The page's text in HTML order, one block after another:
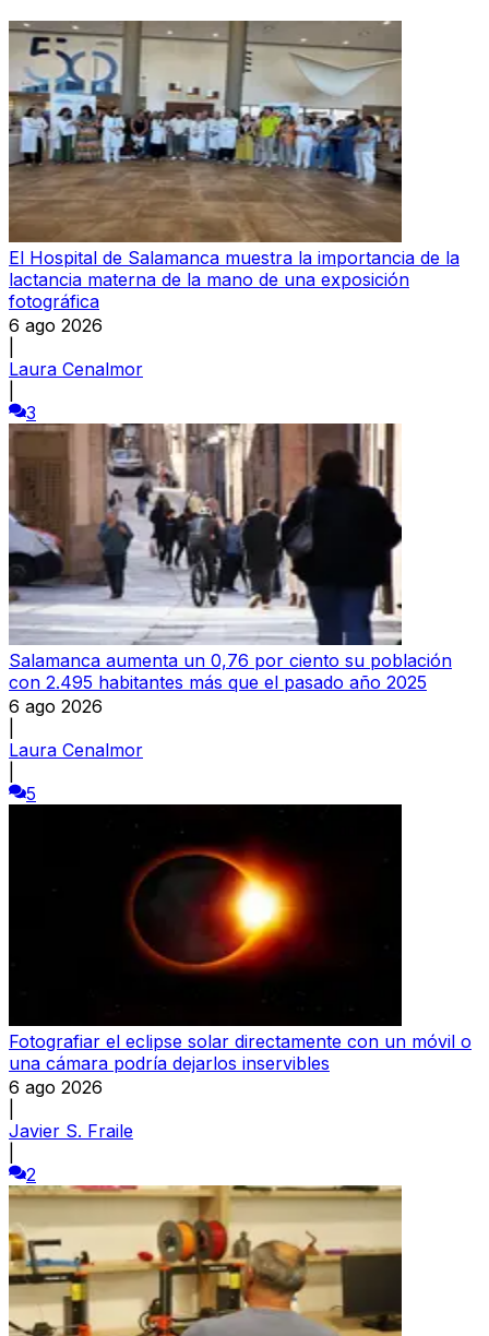
El Hospital de Salamanca muestra la importancia de la
lactancia materna de la mano de una exposición
fotográfica
6 ago 2026
Laura Cenalmor
3
Salamanca aumenta un 0,76 por ciento su población
con 2.495 habitantes más que el pasado año 2025
6 ago 2026
Laura Cenalmor
5
Fotografiar el eclipse solar directamente con un móvil o
una cámara podría dejarlos inservibles
6 ago 2026
Javier S. Fraile
2